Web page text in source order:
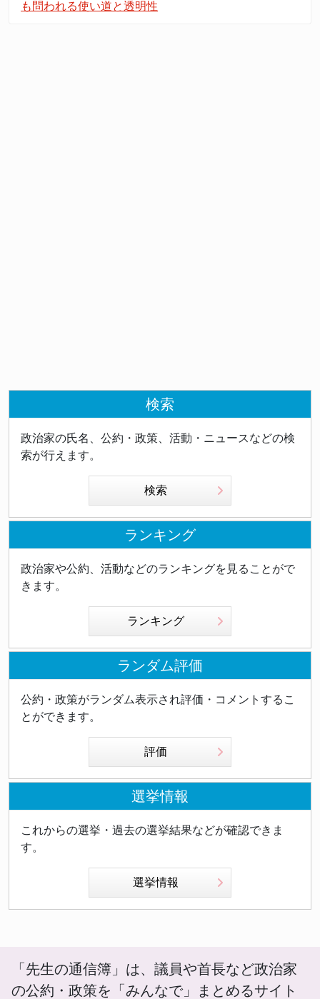
も問われる使い道と透明性
検索
政治家の氏名、公約・政策、活動・ニュースなどの検
索が行えます。
検索
ランキング
政治家や公約、活動などのランキングを見ることがで
きます。
ランキング
ランダム評価
公約・政策がランダム表示され評価・コメントするこ
とができます。
評価
選挙情報
これからの選挙・過去の選挙結果などが確認できま
す。
選挙情報
「先生の通信簿」は、議員や首長など政治家
の公約・政策を「みんなで」まとめるサイト